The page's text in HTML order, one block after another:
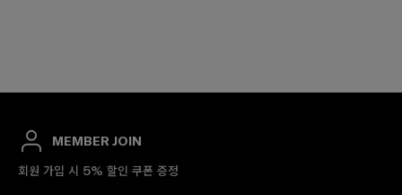
MEMBER JOIN
회원 가입 시 5% 할인 쿠폰 증정